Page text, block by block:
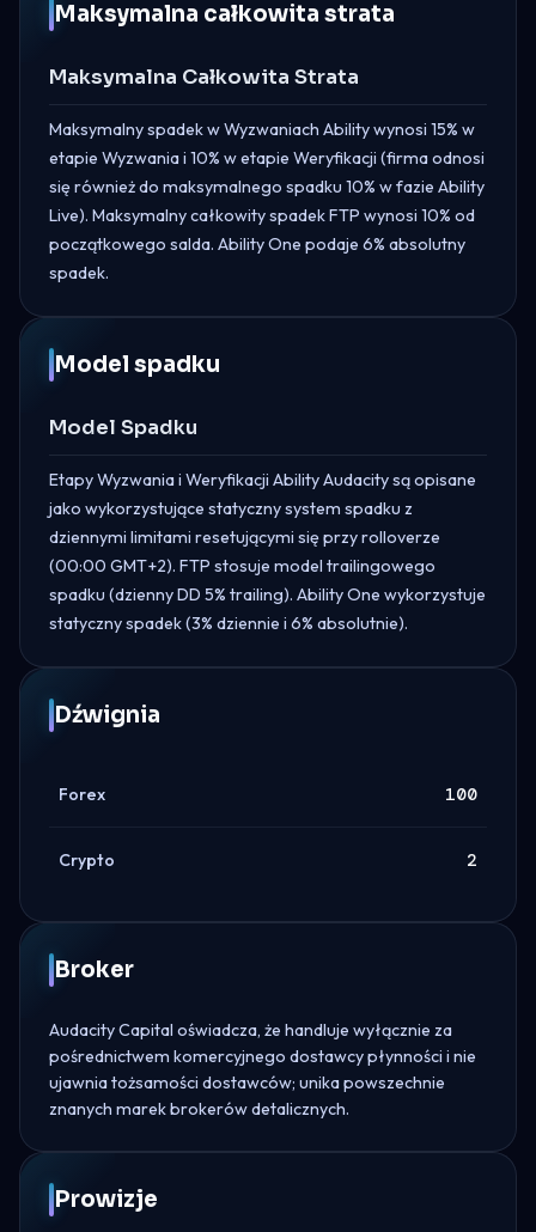
Maksymalna całkowita strata
Maksymalna Całkowita Strata
Maksymalny spadek w Wyzwaniach Ability wynosi 15% w
etapie Wyzwania i 10% w etapie Weryfikacji (firma odnosi
się również do maksymalnego spadku 10% w fazie Ability
Live). Maksymalny całkowity spadek FTP wynosi 10% od
początkowego salda. Ability One podaje 6% absolutny
spadek.
Model spadku
Model Spadku
Etapy Wyzwania i Weryfikacji Ability Audacity są opisane
jako wykorzystujące statyczny system spadku z
dziennymi limitami resetującymi się przy rolloverze
(00:00 GMT+2). FTP stosuje model trailingowego
spadku (dzienny DD 5% trailing). Ability One wykorzystuje
statyczny spadek (3% dziennie i 6% absolutnie).
Dźwignia
Forex 100
Crypto 2
Broker
Audacity Capital oświadcza, że handluje wyłącznie za
pośrednictwem komercyjnego dostawcy płynności i nie
ujawnia tożsamości dostawców; unika powszechnie
znanych marek brokerów detalicznych.
Prowizje